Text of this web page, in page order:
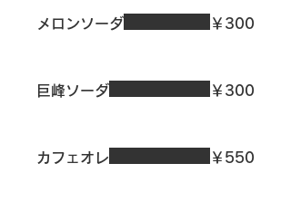
メロンソーダ ￥300
巨峰ソーダ ￥300
カフェオレ ￥550